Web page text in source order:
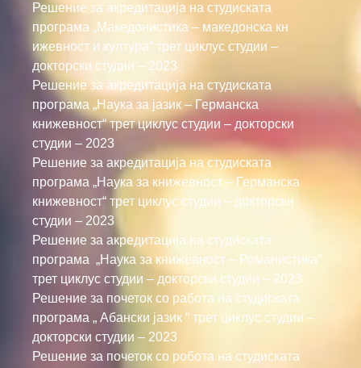
Решение за акредитација на студиската
програма „Македонистика – македонска кн
ижевност и култура“ трет циклус студии –
докторски студии – 2023
Решение за акредитација на студиската
програма „Наука за јазик – Германска
книжевност“ трет циклус студии – докторски
студии – 2023
Решение за акредитација на студиската
програма „Наука за книжевност – Германска
книжевност“ трет циклус студии – докторски
студии – 2023
Решение за акредитација на студиската
програма „Наука за книжевност – Романистика“
трет циклус студии – докторски студии – 2023
Решение за почеток со работа на студиската
програма „ Абански јазик “ трет циклус студии –
докторски студии – 2023
Решение за почеток со робота на студиската